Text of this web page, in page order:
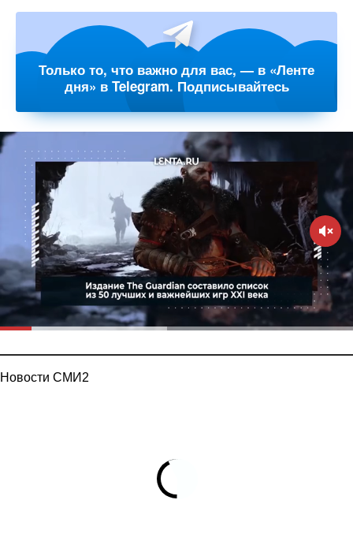
Только то, что важно для вас, — в «Ленте
дня» в Telegram. Подписывайтесь
Новости СМИ2